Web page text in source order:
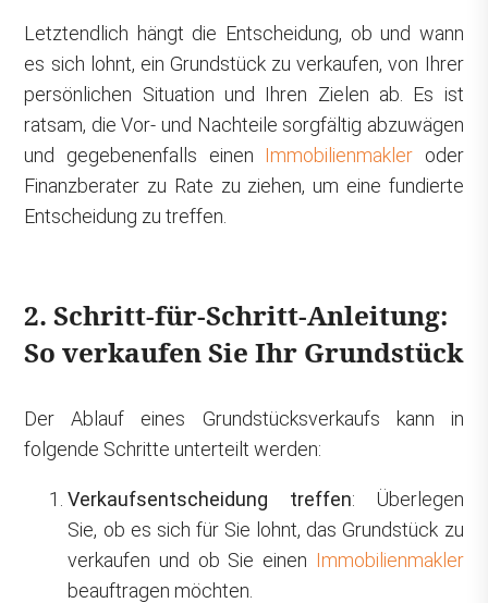
Letztendlich hängt die Entscheidung, ob und wann
es sich lohnt, ein Grundstück zu verkaufen, von Ihrer
persönlichen Situation und Ihren Zielen ab. Es ist
ratsam, die Vor- und Nachteile sorgfältig abzuwägen
und gegebenenfalls einen Immobilienmakler oder
Finanzberater zu Rate zu ziehen, um eine fundierte
Entscheidung zu treffen.
2. Schritt-für-Schritt-Anleitung:
So verkaufen Sie Ihr Grundstück
Der Ablauf eines Grundstücksverkaufs kann in
folgende Schritte unterteilt werden:
Verkaufsentscheidung treffen: Überlegen
Sie, ob es sich für Sie lohnt, das Grundstück zu
verkaufen und ob Sie einen Immobilienmakler
beauftragen möchten.